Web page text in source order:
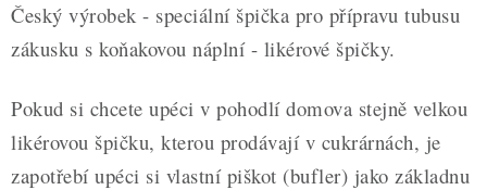
ZNAČKY
Hodnocení obchodu
Moje objednávka
Podmínky ochrany osobních údajů
Český výrobek - speciální špička pro přípravu tubusu
zákusku s koňakovou náplní - likérové špičky.
Pokud si chcete upéci v pohodlí domova stejně velkou
likérovou špičku, kterou prodávají v cukrárnách, je
zapotřebí upéci si vlastní piškot (bufler) jako základnu